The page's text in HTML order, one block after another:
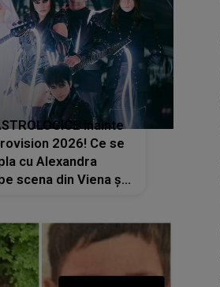
înainte
2026! Ce se
cu Alexandra
scena din Viena și
cum pe ultima sută,
lua..."